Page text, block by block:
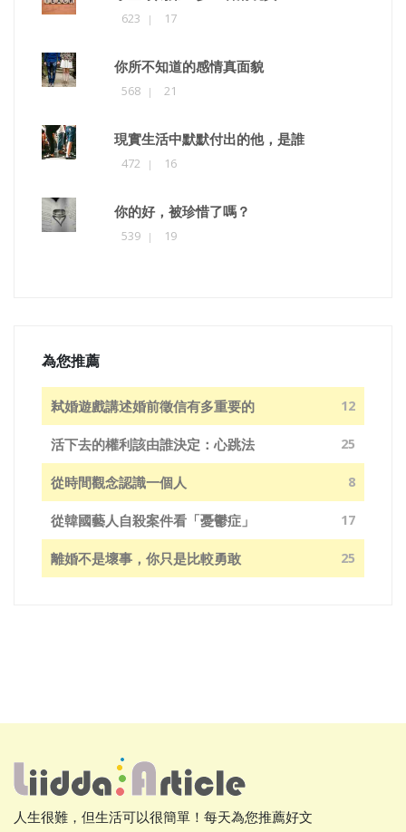
623 17
你所不知道的感情真面貌
568 21
現實生活中默默付出的他，是誰
472 16
你的好，被珍惜了嗎？
539 19
為您推薦
弒婚遊戲講述婚前徵信有多重要的 12
活下去的權利該由誰決定：心跳法 25
從時間觀念認識一個人 8
從韓國藝人自殺案件看「憂鬱症」 17
離婚不是壞事，你只是比較勇敢 25
人生很難，但生活可以很簡單！每天為您推薦好文